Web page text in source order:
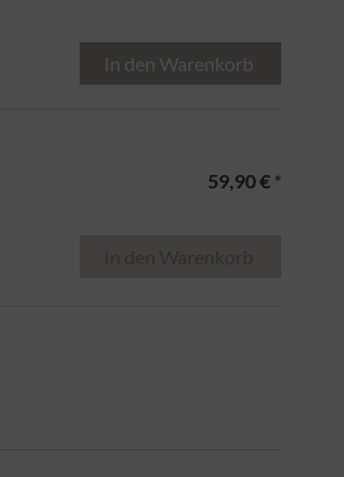
In den Warenkorb
59,90 € *